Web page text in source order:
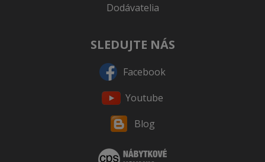
Dodávatelia
SLEDUJTE NÁS
Facebook
Youtube
Blog